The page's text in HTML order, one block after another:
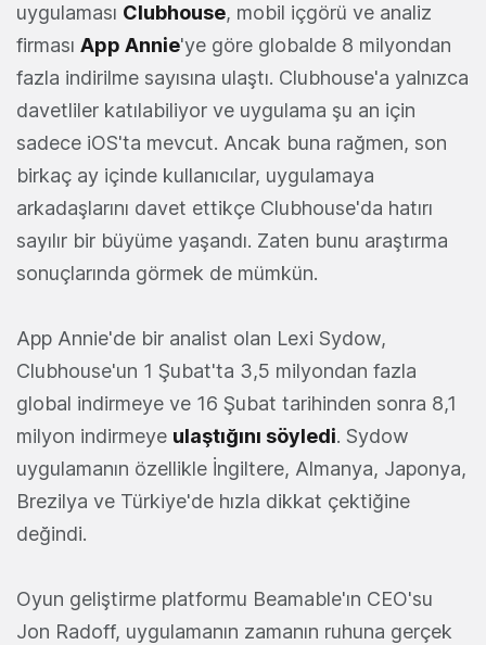
uygulaması Clubhouse, mobil içgörü ve analiz
firması App Annie'ye göre globalde 8 milyondan
fazla indirilme sayısına ulaştı. Clubhouse'a yalnızca
davetliler katılabiliyor ve uygulama şu an için
sadece iOS'ta mevcut. Ancak buna rağmen, son
birkaç ay içinde kullanıcılar, uygulamaya
arkadaşlarını davet ettikçe Clubhouse'da hatırı
sayılır bir büyüme yaşandı. Zaten bunu araştırma
sonuçlarında görmek de mümkün.
App Annie'de bir analist olan Lexi Sydow,
Clubhouse'un 1 Şubat'ta 3,5 milyondan fazla
global indirmeye ve 16 Şubat tarihinden sonra 8,1
milyon indirmeye ulaştığını söyledi. Sydow
uygulamanın özellikle İngiltere, Almanya, Japonya,
Brezilya ve Türkiye'de hızla dikkat çektiğine
değindi.
Oyun geliştirme platformu Beamable'ın CEO'su
Jon Radoff, uygulamanın zamanın ruhuna gerçek